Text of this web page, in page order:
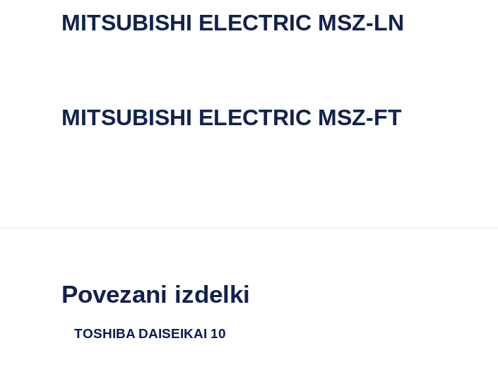
MITSUBISHI ELECTRIC MSZ-LN
MITSUBISHI ELECTRIC MSZ-FT
Povezani izdelki
TOSHIBA DAISEIKAI 10